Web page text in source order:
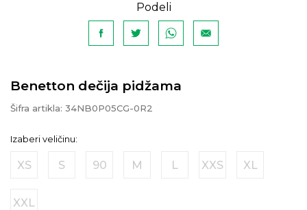
Podeli
Benetton dečija pidžama
Šifra artikla: 34NB0P05CG-0R2
Izaberi veličinu:
XS S 90 M L XXS XL
XXL